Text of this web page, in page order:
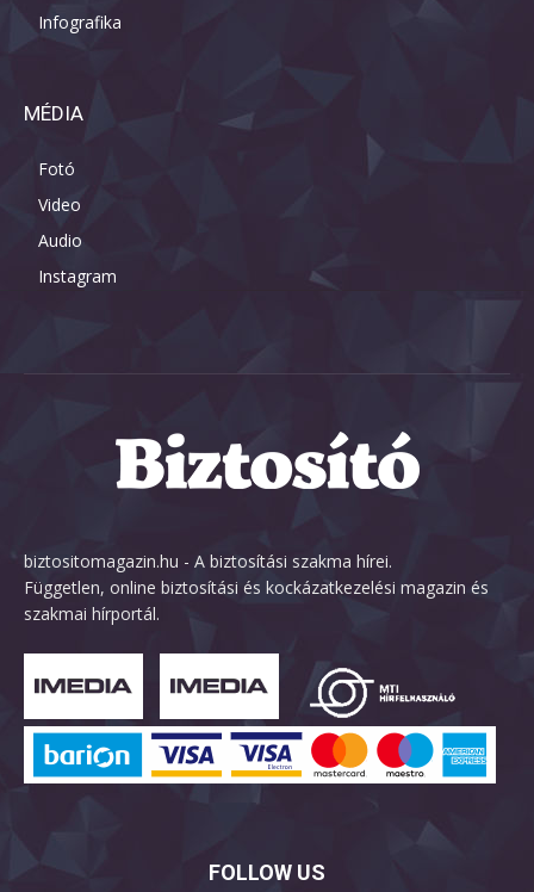
Infografika
MÉDIA
Fotó
Video
Audio
Instagram
biztositomagazin.hu - A biztosítási szakma hírei.
Független, online biztosítási és kockázatkezelési magazin és
szakmai hírportál.
FOLLOW US